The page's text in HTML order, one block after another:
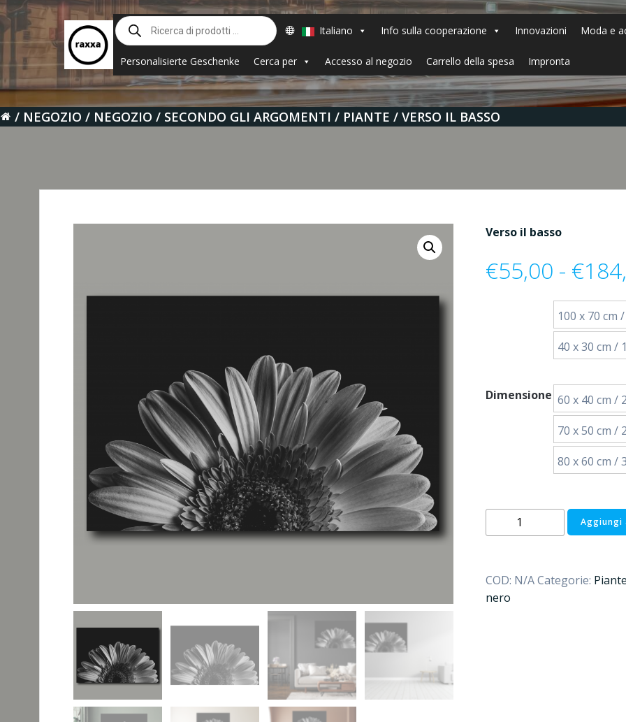
Vai
contenuto
Ricerca
prodotti Italiano Info sulla cooperazione Innovazioni Moda e
Personalisierte Geschenke Cerca per Accesso al negozio Carrello della spesa Impronta
NEGOZIO NEGOZIO SECONDO GLI ARGOMENTI PIANTE VERSO IL BASSO
Verso il basso
€55,00 - €
Dimensione
100 x 70 cm
40 x 30 cm /
60 x 40 cm /
70 x 50 cm /
80 x 60 cm /
ab
Aggiungi
COD: N/ACategorie:
nero